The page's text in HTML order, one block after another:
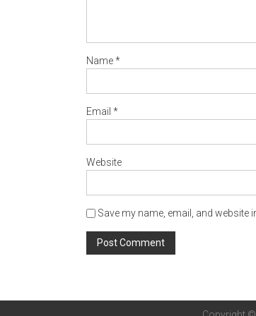
Name*
Email *
Website
Save my name, email, and website